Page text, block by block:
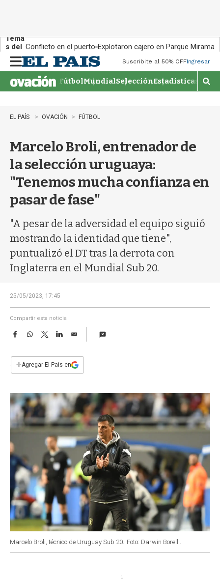
Tema
s del
día:
Conflicto en el puerto Explotaron cajero en Parque Miramar
n
u
Suscribite al 50% OFFIngresar
FútbolMundialSelecciónEstadisticas
M
o
q
EL PAÍS OVACIÓN FÚTBOL
Marcelo Broli, entrenador de
la selección uruguaya:
"Tenemos mucha confianza en
pasar de fase"
"A pesar de la adversidad el equipo siguió
mostrando la identidad que tiene",
puntualizó el DT tras la derrota con
Inglaterra en el Mundial Sub 20.
25/05/2023, 17:45
Compartir esta noticia
F
e
b
k
W
s
p
T
w
t
L
n
E
i
l
+Agregar El País en
Marcelo Broli, técnico de Uruguay Sub 20. Foto: Darwin Borelli.